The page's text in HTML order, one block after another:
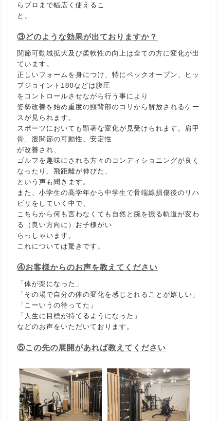
らプロまで幅広く使えるこ
と。
③どのような効果が出ておりますか？
関節可動域拡大及び柔軟性の向上は全ての方に変化が出
ています。
正しいフォームを身につけ、特にペックオープン、ヒッ
プジョイント180などは腹圧
をコントロールさせながら行う事により
姿勢改善を始め重度の頸背部のコリから解放されるケー
スが見られます。
スポーツにおいても顕著な変化が見受けられます。肩甲
骨、股関節の可動性、安定性
が改善され、
ゴルフを趣味にされる方々のコンディショニングが良く
なったり、飛距離が伸びた、
という声も聞きます。
また、小学生の高学年から中学生で骨端線損傷後のリハ
ビリをしていく中で、
こちらから何も言わなくても自然と腕を振る軌道が変わ
る（良い方向に）お子様がい
らっしゃいます。
これについては驚きです。
④お客様からのお声を教えてください
「体が楽になった」
「その場で自分の体の変化を感じとれることが嬉しい」
「こーいうの待ってた」
「人生に目標が持てるようになった」
などのお声をいただいております。
⑤この先の展開があれば教えてください